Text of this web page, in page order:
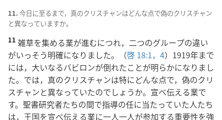
11.今日に至るまで，真のクリスチャンはどんな点で偽のクリスチャン
と異なっていますか。
11 雑草を集める業が進むにつれ，二つのグループの違い
がいっそう明確になりました。（啓 18:1， 4）1919年まで
には，大いなるバビロンが倒れたことが明らかになりまし
た。では，真のクリスチャンは特にどんな点で，偽のクリ
スチャンと異なっていたのでしょうか。宣べ伝える業で
す。聖書研究者たちの間で指導の任に当たっていた人たち
は，王国を宣べ伝える業に一人一人が参加する重要性を強